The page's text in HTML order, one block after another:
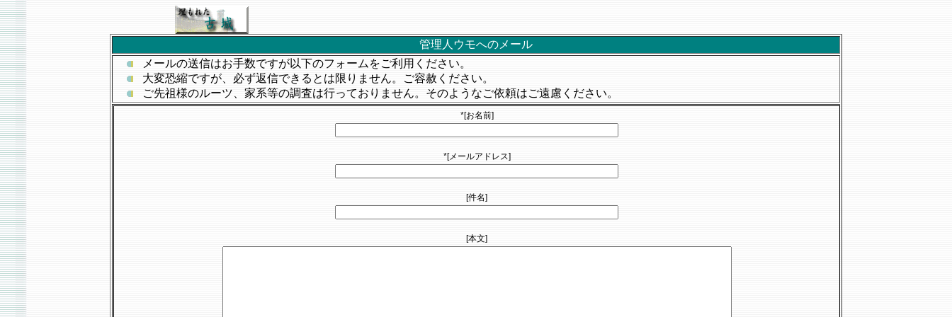
管理人ウモへのメール
メールの送信はお手数ですが以下のフォームをご利用ください。
大変恐縮ですが、必ず返信できるとは限りません。ご容赦ください。
ご先祖様のルーツ、家系等の調査は行っておりません。そのようなご依頼はご遠慮ください。
*[お名前]
*[メールアドレス]
[件名]
[本文]